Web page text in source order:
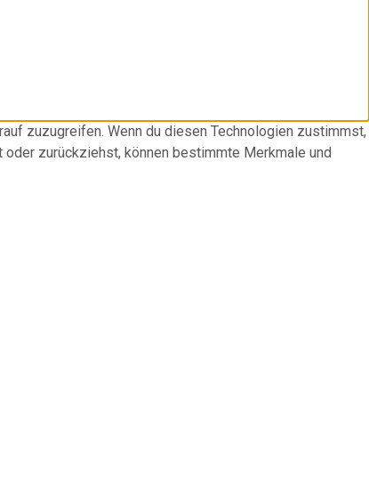
zuzugreifen. Wenn du diesen Technologien zustimmst,
zurückziehst, können bestimmte Merkmale und